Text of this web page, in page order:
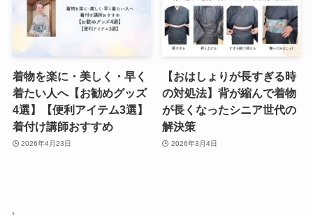
着物を楽に・美しく・早く
着たい人へ【お勧めグッズ
4選】【便利アイテム3選】
着付け講師おすすめ
2026年4月23日
【おはしょりが長すぎる時
の対処法】背が縮んで着物
が長くなったシニア世代の
解決策
2026年3月4日